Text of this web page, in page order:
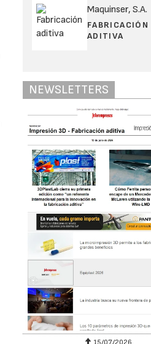
Maquinser, S.A.
FABRICACIÓN
ADITIVA
NEWSLETTERS